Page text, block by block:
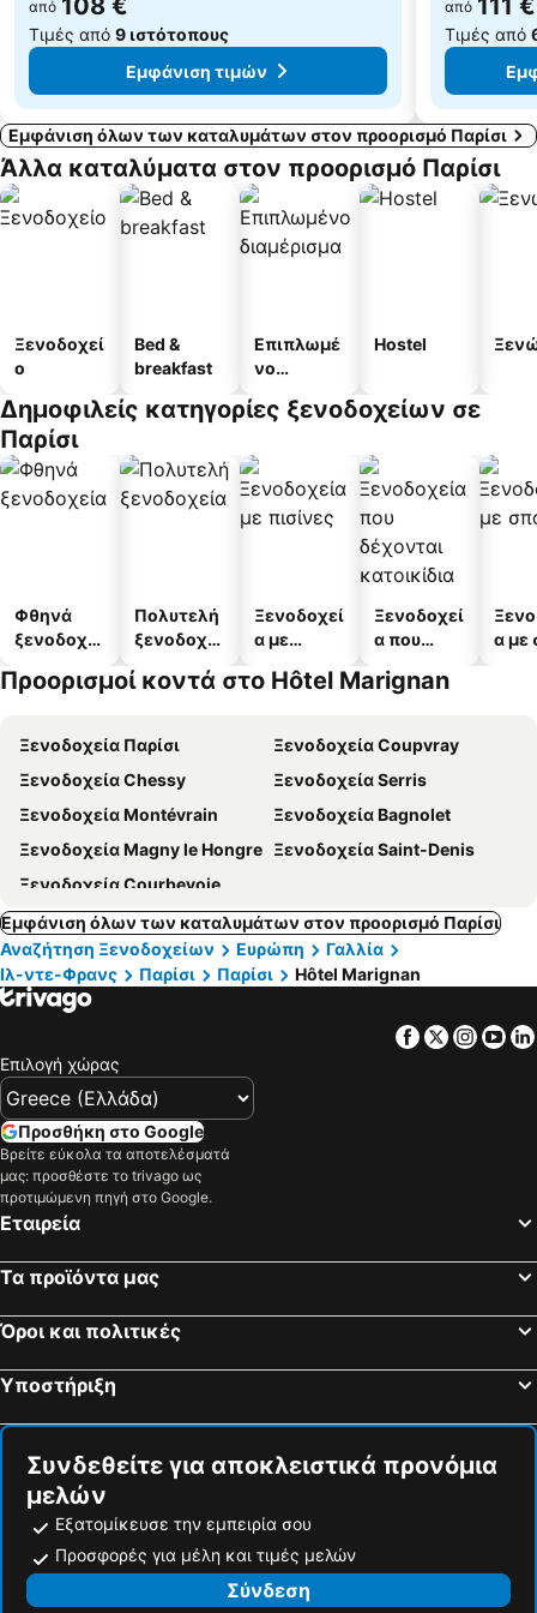
από 108 €
Τιμές από 9 ιστότοπους
Εμφάνιση τιμών
από 111 €
Τιμές από
Εμφάνιση όλων των καταλυμάτων στον προορισμό Παρίσι
Άλλα καταλύματα στον προορισμό Παρίσι
Ξενοδοχεί
ο
Bed &
breakfast
Επιπλωμέ
νο
α
Hostel
Δημοφιλείς κατηγορίες ξενοδοχείων σε
Παρίσι
Φθηνά
ξενοδοχεί
Πολυτελή
ξενοδοχεί
Ξενοδοχεί
α με
Ξενοδοχεί
α που
κατοικίδι
α με
Προορισμοί κοντά στο Hôtel Marignan
Ξενοδοχεία Παρίσι
Ξενοδοχεία Coupvray
Ξενοδοχεία Chessy
Ξενοδοχεία Serris
Ξενοδοχεία Montévrain
Ξενοδοχεία Bagnolet
Ξενοδοχεία Magny le Hongre Ξενοδοχεία Saint-Denis
Ξενοδοχεία Courbevoie
Εμφάνιση όλων των καταλυμάτων στον προορισμό Παρίσι
Αναζήτηση Ξενοδοχείων
Ευρώπη
Γαλλία
Ιλ-ντε-Φρανς
Παρίσι Παρίσι Hôtel Marignan
Facebook
Twitter
Επιλογή χώρας
Προσθήκη στο Google
Βρείτε εύκολα τα αποτελέσματά
μας: προσθέστε το trivago ως
προτιμώμενη πηγή στο Google.
Εταιρεία
Τα προϊόντα μας
Όροι και πολιτικές
Υποστήριξη
Συνδεθείτε για αποκλειστικά προνόμια
μελών
Εξατομίκευσε την εμπειρία σου
Προσφορές για μέλη και τιμές μελών
Σύνδεση